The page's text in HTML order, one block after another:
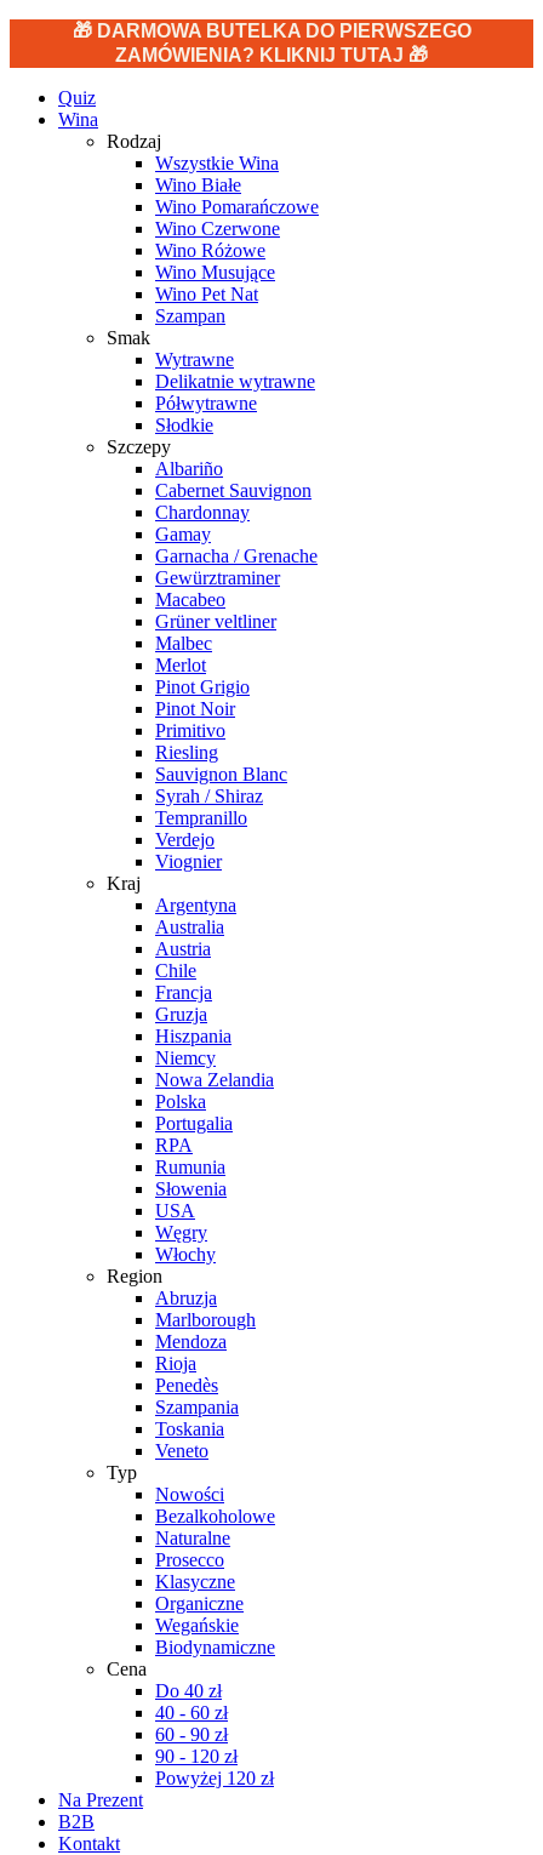
🎁 DARMOWA BUTELKA DO PIERWSZEGO
ZAMÓWIENIA? KLIKNIJ TUTAJ 🎁
Quiz
Wina
Rodzaj
Wszystkie Wina
Wino Białe
Wino Pomarańczowe
Wino Czerwone
Wino Różowe
Wino Musujące
Wino Pet Nat
Szampan
Smak
Wytrawne
Delikatnie wytrawne
Półwytrawne
Słodkie
Szczepy
Albariño
Cabernet Sauvignon
Chardonnay
Gamay
Garnacha / Grenache
Gewürztraminer
Macabeo
Grüner veltliner
Malbec
Merlot
Pinot Grigio
Pinot Noir
Primitivo
Riesling
Sauvignon Blanc
Syrah / Shiraz
Tempranillo
Verdejo
Viognier
Kraj
Argentyna
Australia
Austria
Chile
Francja
Gruzja
Hiszpania
Niemcy
Nowa Zelandia
Polska
Portugalia
RPA
Rumunia
Słowenia
USA
Węgry
Włochy
Region
Abruzja
Marlborough
Mendoza
Rioja
Penedès
Szampania
Toskania
Veneto
Typ
Nowości
Bezalkoholowe
Naturalne
Prosecco
Klasyczne
Organiczne
Wegańskie
Biodynamiczne
Cena
Do 40 zł
40 - 60 zł
60 - 90 zł
90 - 120 zł
Powyżej 120 zł
Na Prezent
B2B
Kontakt